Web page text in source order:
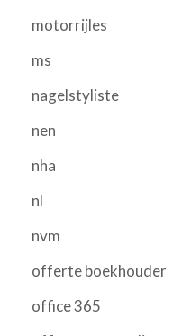
motorrijles
ms
nagelstyliste
nen
nha
nl
nvm
offerte boekhouder
office 365